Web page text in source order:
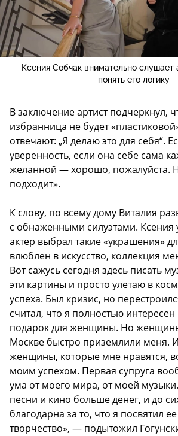
Ксения Собчак внимательно слушает
понять его логику
В заключение артист подчеркнул,
избранница не будет
отвечают: „Я делаю это для себя“.
уверенность, если она себе сама
желанной — хорошо, пожалуйста.
подходит».
К слову, по всему дому Виталия
с обнаженными силуэтами. Ксения
актер выбрал такие «украшения»
влюблен в искусство, коллекция
Вот сажусь сегодня здесь писать
эти картины и просто улетаю в
успеха. Был кризис, но
считал, что я полностью
подарок для женщины. Но
Москве быстро приземлили меня.
женщины, которые мне нравятся,
моим успехом. Первая супруга
ума от моего мира, от моей
песни и кино больше денег, и до
благодарна за то, что я посвятил
творчество», — подытожил